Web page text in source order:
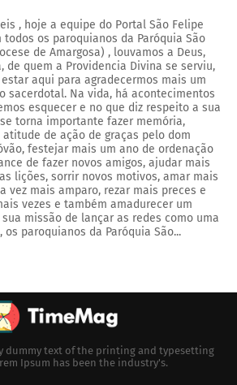
, hoje a equipe do Portal São Felipe
todos os paroquianos da Paróquia São
de Amargosa) , louvamos a Deus,
de quem a Providencia Divina se serviu,
aqui para agradecermos mais um
sacerdotal. Na vida, há acontecimentos
esquecer e no que diz respeito a sua
torna importante fazer memória,
de ação de graças pelo dom
festejar mais um ano de ordenação
de fazer novos amigos, ajudar mais
lições, sorrir novos motivos, amar mais
vez mais amparo, rezar mais preces e
vezes e também amadurecer um
missão de lançar as redes como uma
os paroquianos da Paróquia São...
dummy text of the printing and typesetting
Ipsum has been the industry's.